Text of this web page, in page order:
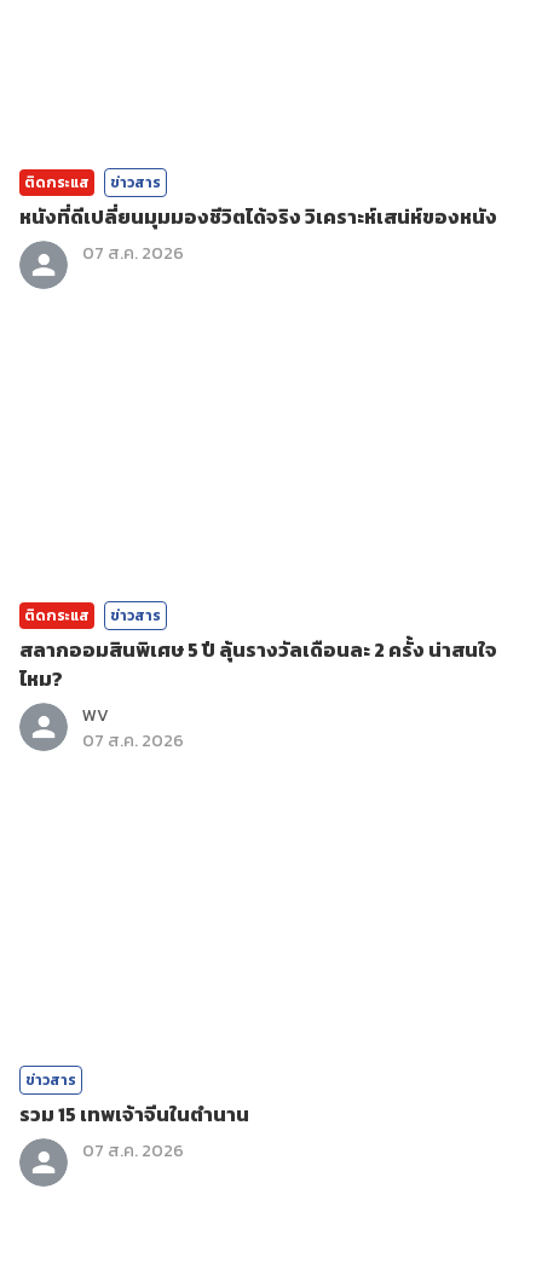
ติดกระแส ข่าวสาร
หนังที่ดีเปลี่ยนมุมมองชีวิตได้จริง วิเคราะห์เสน่ห์ของหนัง
07 ส.ค. 2026
ติดกระแส ข่าวสาร
สลากออมสินพิเศษ 5 ปี ลุ้นรางวัลเดือนละ 2 ครั้ง น่าสนใจ
ไหม?
WV
07 ส.ค. 2026
ข่าวสาร
รวม 15 เทพเจ้าจีนในตำนาน
07 ส.ค. 2026